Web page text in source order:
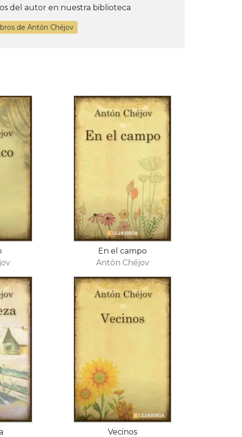
del autor en nuestra biblioteca
de Antón Chéjov
En el campo
Antón Chéjov
Vecinos